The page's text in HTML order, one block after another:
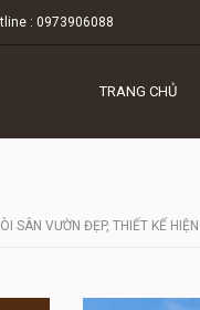
: 0973906088
TRANG CHỦ
SÂN VƯỜN ĐẸP, THIẾT KẾ